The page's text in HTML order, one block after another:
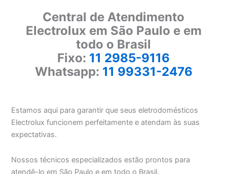
Central de Atendimento
Electrolux em São Paulo e em
todo o Brasil
Fixo: 11 2985-9116
Whatsapp: 11 99331-2476
Estamos aqui para garantir que seus eletrodomésticos
Electrolux funcionem perfeitamente e atendam às suas
expectativas.
Nossos técnicos especializados estão prontos para
atendê-lo em São Paulo e em todo o Brasil.